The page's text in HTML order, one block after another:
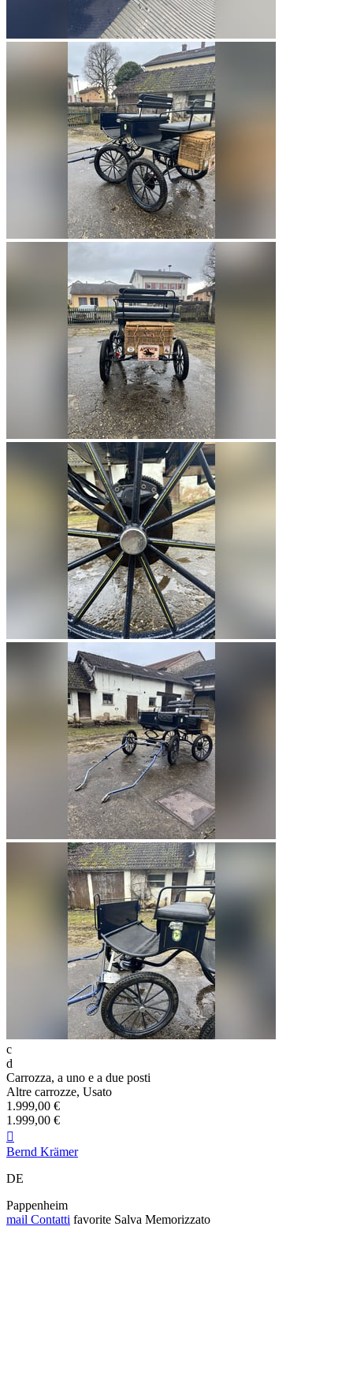
c
d
Carrozza, a uno e a due posti
Altre carrozze, Usato
1.999,00 €
1.999,00 €

Bernd Krämer
DE
Pappenheim
mail Contatti favorite Salva Memorizzato